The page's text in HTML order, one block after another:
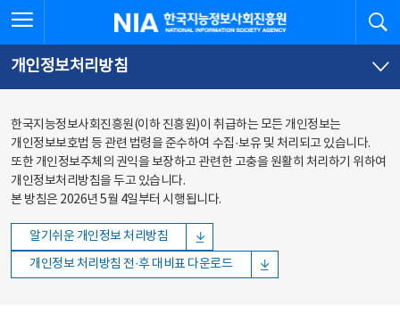
바로가기
바로가기
한국지능정보사회진흥원
개인정보처리방침
한국지능정보사회진흥원(이하 진흥원)이 취급하는 모든 개인정보는
개인정보보호법 등 관련 법령을 준수하여 수집·보유 및 처리되고 있습니다.
또한 개인정보주체의 권익을 보장하고 관련한 고충을 원활히 처리하기 위하여
개인정보처리방침을 두고 있습니다.
본 방침은 2026년 5월 4일부터 시행됩니다.
알기쉬운 개인정보 처리방침
개인정보 처리방침 전·후 대비표 다운로드